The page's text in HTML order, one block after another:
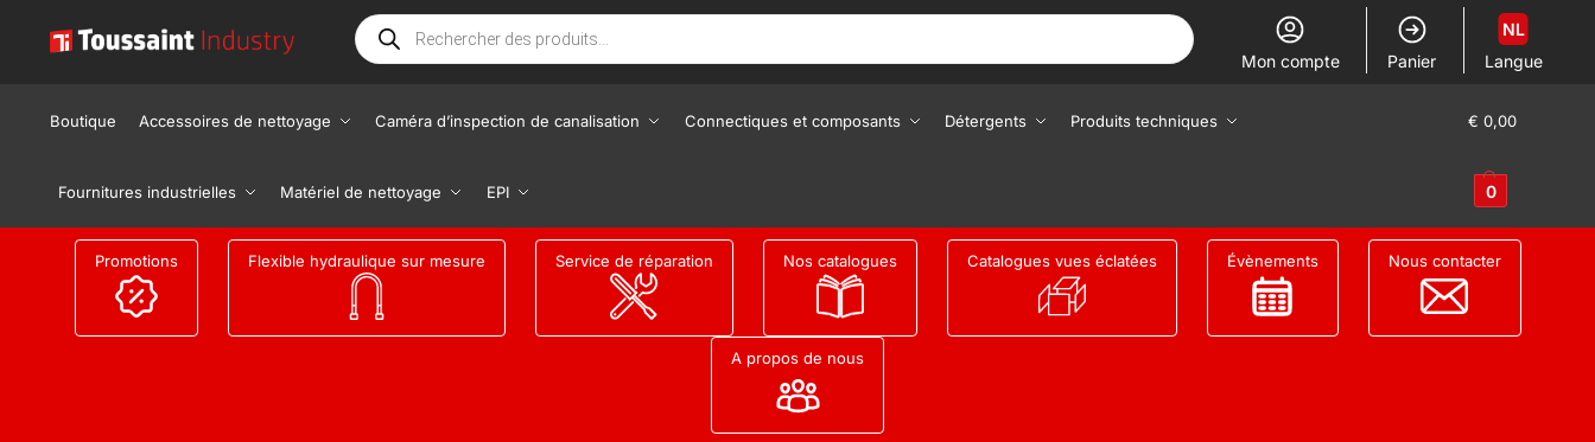
Mon compte Panier Langue
NL
Boutique Accessoires de nettoyage Caméra d’inspection de canalisation Connectiques et composants Détergents Produits techniques
Fournitures industrielles Matériel de nettoyage EPI
€ 0,00
0
Promotions Flexible hydraulique sur mesure Service de réparation Nos catalogues Catalogues vues éclatées Évènements Nous contacter
A propos de nous